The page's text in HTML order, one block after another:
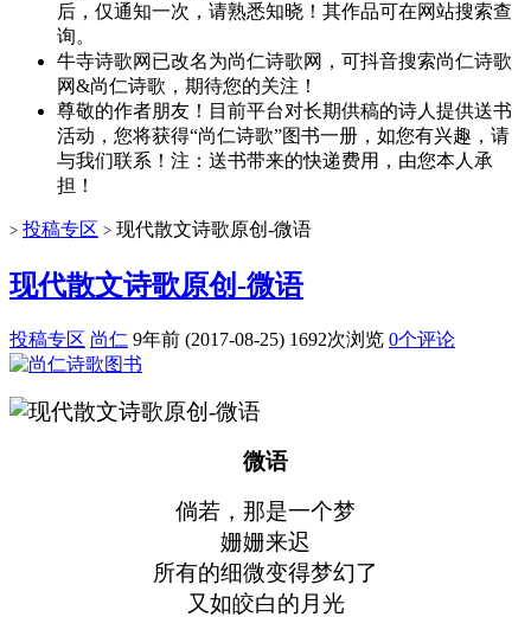
后，仅通知一次，请熟悉知晓！其作品可在网站搜索查
询。
牛寺诗歌网已改名为尚仁诗歌网，可抖音搜索尚仁诗歌
网&尚仁诗歌，期待您的关注！
尊敬的作者朋友！目前平台对长期供稿的诗人提供送书
活动，您将获得“尚仁诗歌”图书一册，如您有兴趣，请
与我们联系！注：送书带来的快递费用，由您本人承
担！
> 投稿专区 > 现代散文诗歌原创-微语
现代散文诗歌原创-微语
投稿专区 尚仁 9年前 (2017-08-25) 1692次浏览 0个评论
微语
倘若，那是一个梦
姗姗来迟
所有的细微变得梦幻了
又如皎白的月光